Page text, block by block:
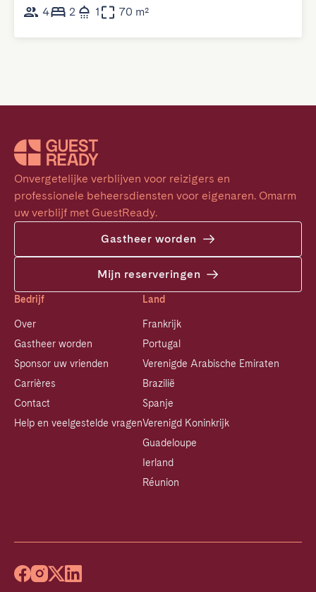
4
2 1 70 m²
Onvergetelijke verblijven voor reizigers en
professionele beheersdiensten voor eigenaren. Omarm
uw verblijf met GuestReady.
Gastheer worden
Mijn reserveringen
Bedrijf
Over
Gastheer worden
Sponsor uw vrienden
Carrières
Contact
Help en veelgestelde vragen
Land
Frankrijk
Portugal
Verenigde Arabische Emiraten
Brazilië
Spanje
Verenigd Koninkrijk
Guadeloupe
Ierland
Réunion